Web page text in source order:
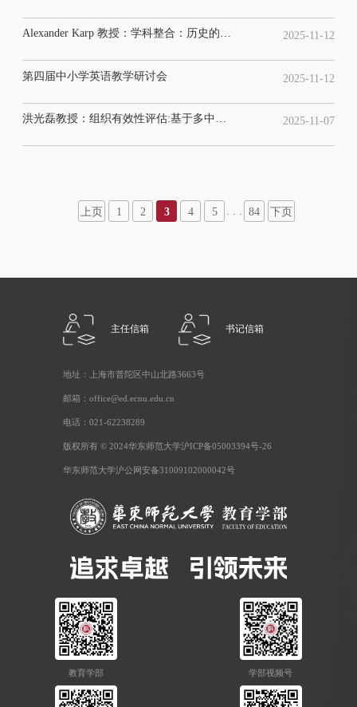
Alexander Karp 教授：学科整合：历史的镜鉴 The Integration of Subjects: Lessons from History 2025-11-12
第四届中小学英语教学研讨会 2025-11-12
洪光磊教授：组织有效性评估:基于多中心随机试验的新策略 2025-11-07
上页 1 2 3 4 5 84 下页
主任信箱 书记信箱
地址：上海市普陀区中山北路3663号
邮箱：office@ed.ecnu.edu.cn
电话：021-62238289
版权所有 © 2024华东师范大学沪ICP备05003394号-26
华东师范大学沪公网安备31009102000042号
教育学部 学部视频号